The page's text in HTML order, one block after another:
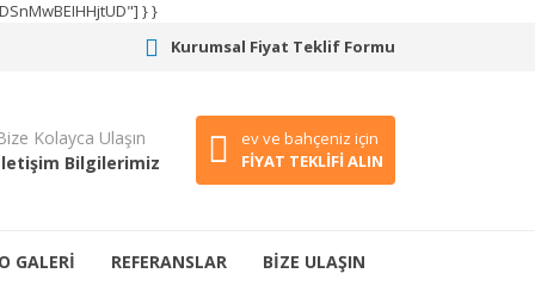
} }
Kurumsal Fiyat Teklif Formu
Kolayca Ulaşın
Bilgilerimiz
ev ve bahçeniz için
FİYAT TEKLİFİ ALIN
GALERİ REFERANSLAR BİZE ULAŞIN